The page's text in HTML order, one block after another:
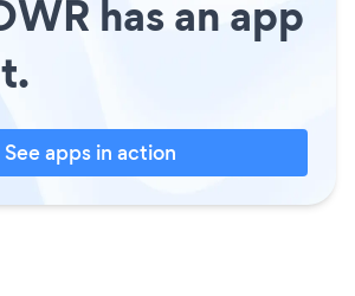
has an app
See apps in action